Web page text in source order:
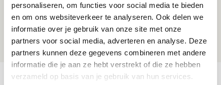
personaliseren, om functies voor social media te bieden
en om ons websiteverkeer te analyseren. Ook delen we
informatie over je gebruik van onze site met onze
partners voor social media, adverteren en analyse. Deze
partners kunnen deze gegevens combineren met andere
informatie die je aan ze hebt verstrekt of die ze hebben
verzameld op basis van je gebruik van hun services.
Is dit de laatste wallpaper van Godts in
de Johan Cruijff Arena?
Bekijk meer